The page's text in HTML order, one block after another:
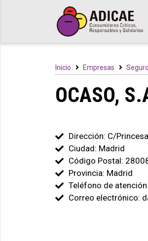
Inicio Empresas
OCASO,
Dirección: C/
Ciudad: Madrid
Código Postal:
Provincia: Madrid
Teléfono de
Correo electrónico: